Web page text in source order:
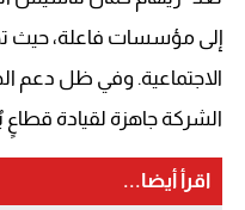
إلى مؤسسات فاعلة، حيث
الاجتماعية. وفي ظل دعم
الشركة جاهزة لقيادة
اقرأ أيضا...